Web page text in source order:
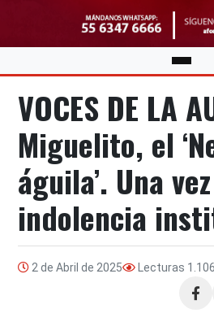
VOCES DE LA
Miguelito, el
águila’. Una
indolencia
2 de Abril de 2025 Lecturas 1.106